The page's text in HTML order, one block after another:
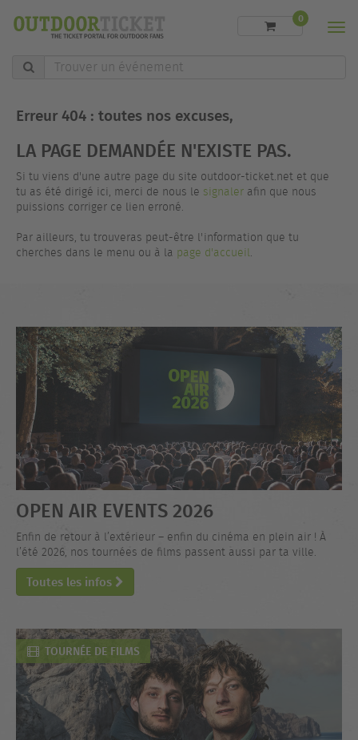
Trouver
0
Erreur 404 : toutes nos excuses,
LA PAGE DEMANDÉE N'EXISTE PAS.
Si tu viens d'une autre page du site outdoor-ticket.net et que
tu as été dirigé ici, merci de nous le signaler afin que nous
puissions corriger ce lien erroné.
Par ailleurs, tu trouveras peut-être l'information que tu
cherches dans le menu ou à la page d'accueil.
OPEN AIR EVENTS 2026
Enfin de retour à l’extérieur – enfin du cinéma en plein air ! À
l’été 2026, nos tournées de films passent aussi par ta ville.
Toutes les infos
TOURNÉE DE FILMS